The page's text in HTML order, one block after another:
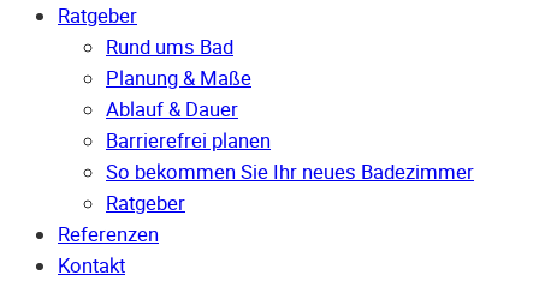
Ratgeber
Rund ums Bad
Planung & Maße
Ablauf & Dauer
Barrierefrei planen
So bekommen Sie Ihr neues Badezimmer
Ratgeber
Referenzen
Kontakt